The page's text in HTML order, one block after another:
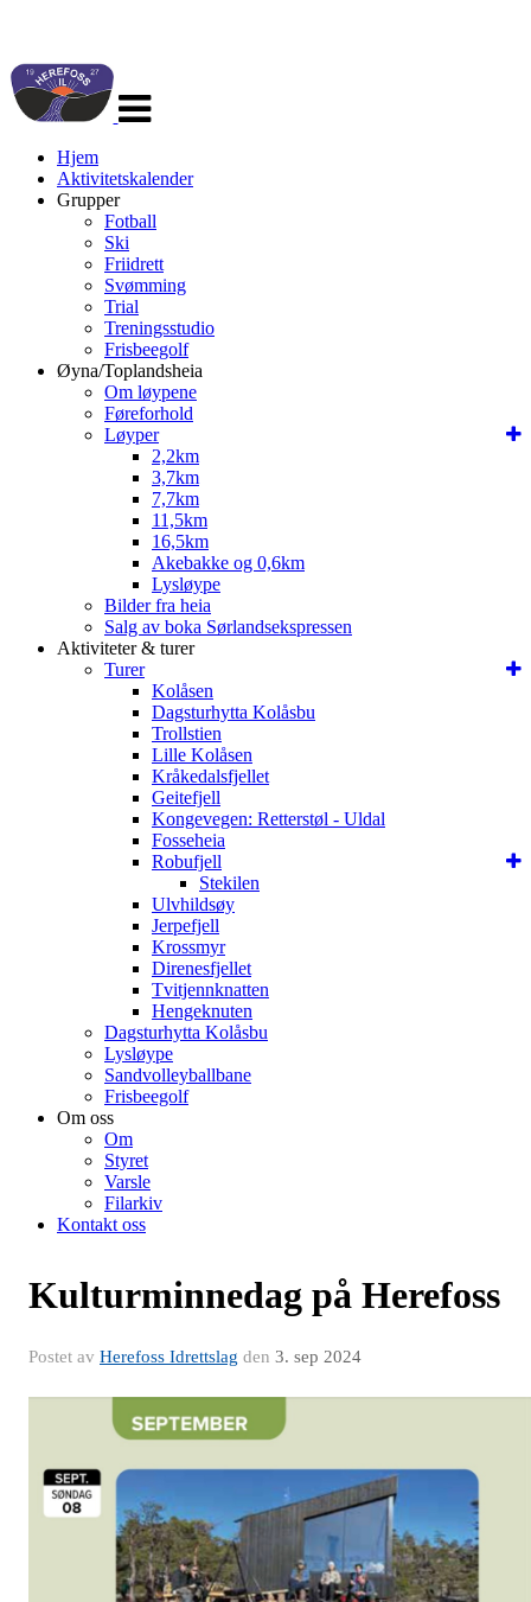
navigasjon
Hjem
Aktivitetskalender
Grupper
Fotball
Ski
Friidrett
Svømming
Trial
Treningsstudio
Frisbeegolf
Øyna/Toplandsheia
Om løypene
Føreforhold
Løyper
2,2km
3,7km
7,7km
11,5km
16,5km
Akebakke og 0,6km
Lysløype
Bilder fra heia
Salg av boka Sørlandsekspressen
Aktiviteter & turer
Turer
Kolåsen
Dagsturhytta Kolåsbu
Trollstien
Lille Kolåsen
Kråkedalsfjellet
Geitefjell
Kongevegen: Retterstøl - Uldal
Fosseheia
Robufjell
Stekilen
Ulvhildsøy
Jerpefjell
Krossmyr
Direnesfjellet
Tvitjennknatten
Hengeknuten
Dagsturhytta Kolåsbu
Lysløype
Sandvolleyballbane
Frisbeegolf
Om oss
Om
Styret
Varsle
Filarkiv
Kontakt oss
Kulturminnedag på Herefoss
Postet av Herefoss Idrettslag den 3. sep 2024